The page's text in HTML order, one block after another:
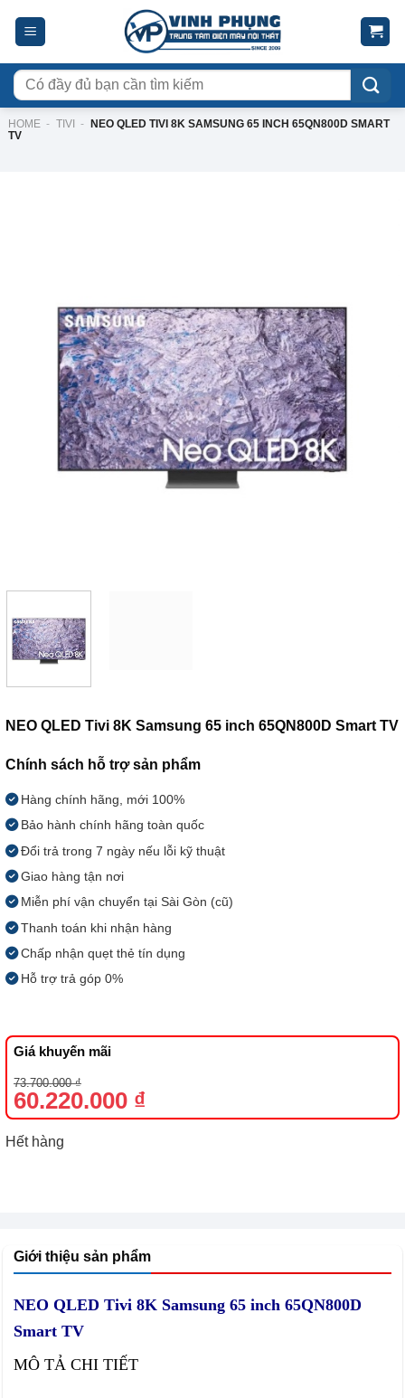
Tìm
kiếm:
HOME - TIVI -
NEO QLED TIVI 8K SAMSUNG 65 INCH 65QN800D SMART
TV
NEO QLED Tivi 8K Samsung 65 inch 65QN800D Smart TV
Chính sách hỗ trợ sản phẩm
Hàng chính hãng, mới 100%
Bảo hành chính hãng toàn quốc
Đổi trả trong 7 ngày nếu lỗi kỹ thuật
Giao hàng tận nơi
Miễn phí vận chuyển tại Sài Gòn (cũ)
Thanh toán khi nhận hàng
Chấp nhận quẹt thẻ tín dụng
Hỗ trợ trả góp 0%
Giá khuyến mãi
73.700.000₫
Giá
gốc
là:
60.220.000 ₫
Giá
hiện
tại
60.220.000 ₫.
Hết hàng
Giới thiệu sản phẩm
NEO QLED Tivi 8K Samsung 65 inch 65QN800D
Smart TV
MÔ TẢ CHI TIẾT